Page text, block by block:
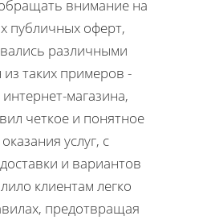
внимание на
публичных оферт,
различными
таких примеров -
магазина,
четкое и понятное
услуг, с
и вариантов
клиентам легко
предотвращая